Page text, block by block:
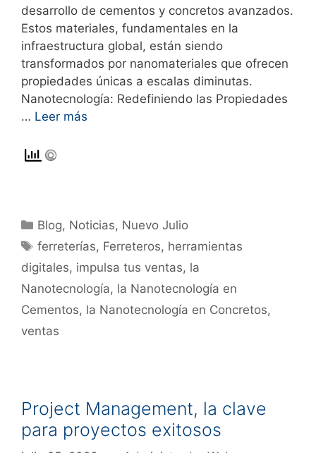
desarrollo de cementos y concretos avanzados.
Estos materiales, fundamentales en la
infraestructura global, están siendo
transformados por nanomateriales que ofrecen
propiedades únicas a escalas diminutas.
Nanotecnología: Redefiniendo las Propiedades
… Leer más
Blog, Noticias, Nuevo Julio
ferreterías, Ferreteros, herramientas
digitales, impulsa tus ventas, la
Nanotecnología, la Nanotecnología en
Cementos, la Nanotecnología en Concretos,
ventas
Project Management, la clave
para proyectos exitosos